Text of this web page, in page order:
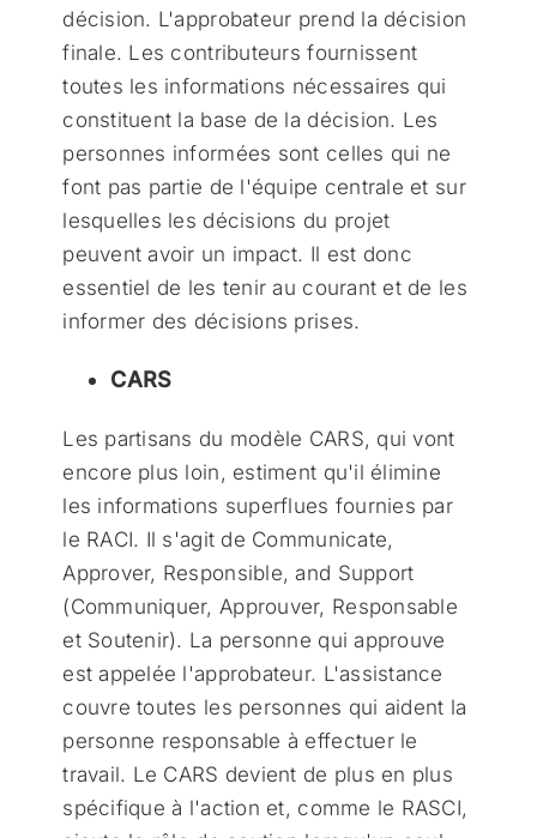
décision. L'approbateur prend la décision
finale. Les contributeurs fournissent
toutes les informations nécessaires qui
constituent la base de la décision. Les
personnes informées sont celles qui ne
font pas partie de l'équipe centrale et sur
lesquelles les décisions du projet
peuvent avoir un impact. Il est donc
essentiel de les tenir au courant et de les
informer des décisions prises.
CARS
Les partisans du modèle CARS, qui vont
encore plus loin, estiment qu'il élimine
les informations superflues fournies par
le RACI. Il s'agit de Communicate,
Approver, Responsible, and Support
(Communiquer, Approuver, Responsable
et Soutenir). La personne qui approuve
est appelée l'approbateur. L'assistance
couvre toutes les personnes qui aident la
personne responsable à effectuer le
travail. Le CARS devient de plus en plus
spécifique à l'action et, comme le RASCI,